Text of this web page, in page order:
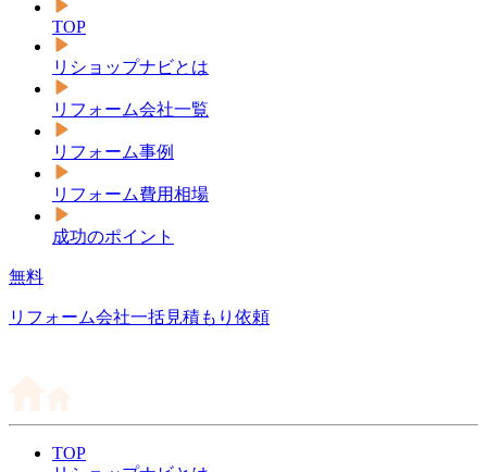
TOP
リショップナビとは
リフォーム会社一覧
リフォーム事例
リフォーム費用相場
成功のポイント
無料
リフォーム会社一括見積もり依頼
TOP